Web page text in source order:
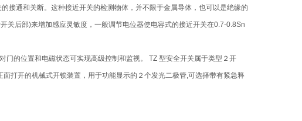
接通和关断。这种接近开关的检测物体，并不限于金属导体，也可以是绝缘的
关后部)来增加感应灵敏度，一般调节电位器使电容式的接近开关在0.7-0.8Sn
的位置和电磁状态可实现高级控制和监视。 TZ 型安全开关属于类型２开
打开的机械式开锁装置，用于功能显示的２个发光二极管,可选择带有紧急释